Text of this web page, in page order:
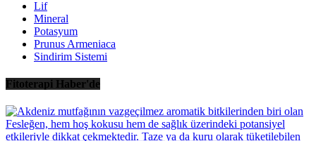
Lif
Mineral
Potasyum
Prunus Armeniaca
Sindirim Sistemi
Fitoterapi Haber'de